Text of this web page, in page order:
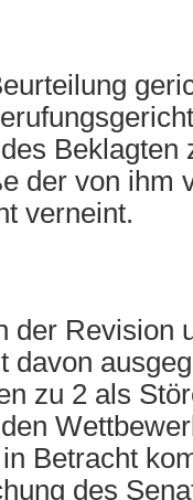
Beklagten
der von ihm
verneint.
der Revision
davon
zu 2 als
Betracht
des